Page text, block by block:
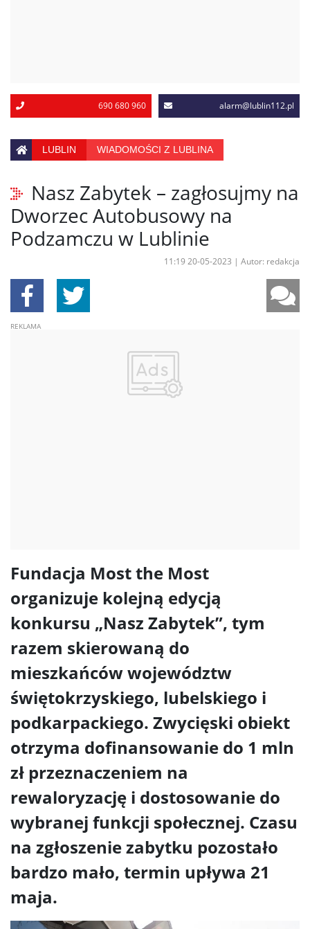
690 680 960 alarm@lublin112.pl
LUBLIN WIADOMOŚCI Z LUBLINA
Nasz Zabytek – zagłosujmy na
Dworzec Autobusowy na
Podzamczu w Lublinie
11:19 20-05-2023 | Autor: redakcja
Fundacja Most the Most
organizuje kolejną edycją
konkursu „Nasz Zabytek”, tym
razem skierowaną do
mieszkańców województw
świętokrzyskiego, lubelskiego i
podkarpackiego. Zwycięski obiekt
otrzyma dofinansowanie do 1 mln
zł przeznaczeniem na
rewaloryzację i dostosowanie do
wybranej funkcji społecznej. Czasu
na zgłoszenie zabytku pozostało
bardzo mało, termin upływa 21
maja.